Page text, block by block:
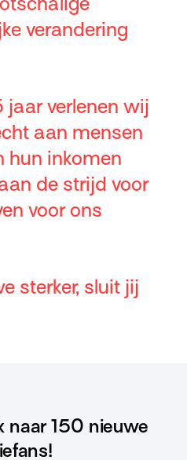
verandering
verlenen wij
aan mensen
hun inkomen
de strijd voor
voor ons
sterker, sluit jij
naar 150 nieuwe